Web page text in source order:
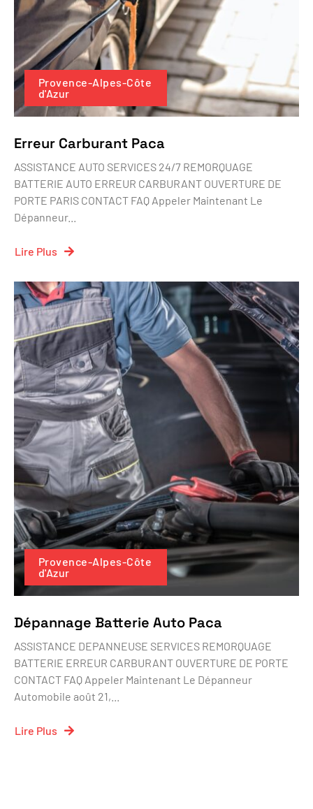
Provence-Alpes-Côte
d'Azur
Erreur Carburant Paca
ASSISTANCE AUTO SERVICES 24/7 REMORQUAGE
BATTERIE AUTO ERREUR CARBURANT OUVERTURE DE
PORTE PARIS CONTACT FAQ Appeler Maintenant Le
Dépanneur...
Lire Plus
Provence-Alpes-Côte
d'Azur
Dépannage Batterie Auto Paca
ASSISTANCE DEPANNEUSE SERVICES REMORQUAGE
BATTERIE ERREUR CARBURANT OUVERTURE DE PORTE
CONTACT FAQ Appeler Maintenant Le Dépanneur
Automobile août 21,...
Lire Plus